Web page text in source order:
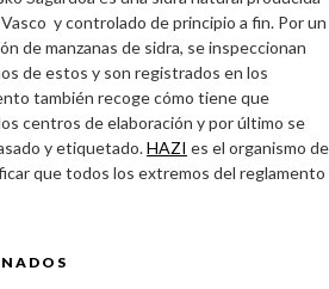
y controlado de principio a fin. Por un
de manzanas de sidra, se inspeccionan
de estos y son registrados en los
también recoge cómo tiene que
centros de elaboración y por último se
y etiquetado.HAZI es el organismo de
que todos los extremos del reglamento